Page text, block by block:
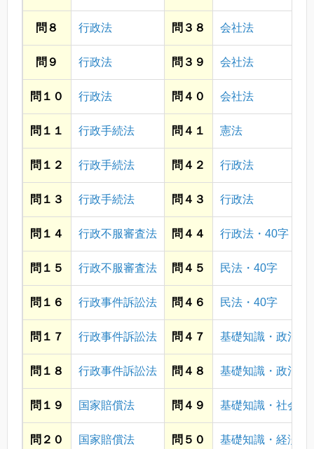
問８ 行政法 問３８ 会社法
問９ 行政法 問３９ 会社法
問１０ 行政法 問４０ 会社法
問１１ 行政手続法 問４１ 憲法
問１２ 行政手続法 問４２ 行政法
問１３ 行政手続法 問４３ 行政法
問１４ 行政不服審査法 問４４ 行政法・40字
問１５ 行政不服審査法 問４５ 民法・40字
問１６ 行政事件訴訟法 問４６ 民法・40字
問１７ 行政事件訴訟法 問４７ 基礎知識・政治
問１８ 行政事件訴訟法 問４８ 基礎知識・政治
問１９ 国家賠償法 問４９ 基礎知識・社会
問２０ 国家賠償法 問５０ 基礎知識・経済